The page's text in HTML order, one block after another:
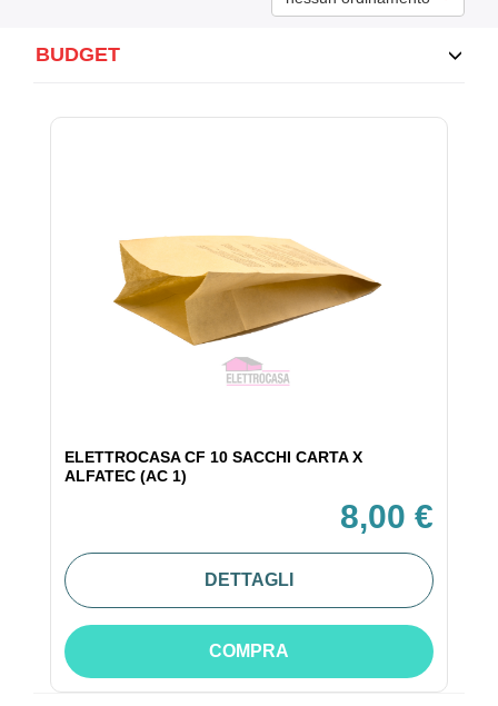
BUDGET
ELETTROCASA CF 10 SACCHI CARTA X
ALFATEC (AC 1)
8,00 €
DETTAGLI
COMPRA